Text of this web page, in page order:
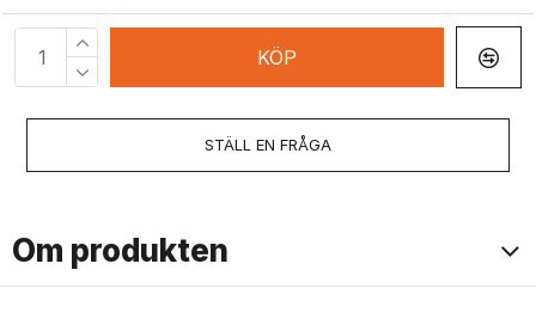
KÖP
STÄLL EN FRÅGA
Om produkten